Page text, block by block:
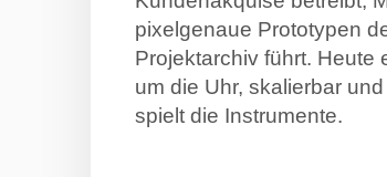
pixelgenaue Prototypen
Projektarchiv führt. Heute
um die Uhr, skalierbar
spielt die Instrumente.